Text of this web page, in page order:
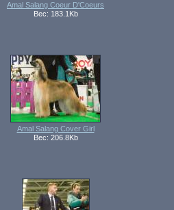
Amal Salang Coeur D'Coeurs
Вес: 183.1Kb
Amal Salang Cover Girl
Вес: 206.8Kb